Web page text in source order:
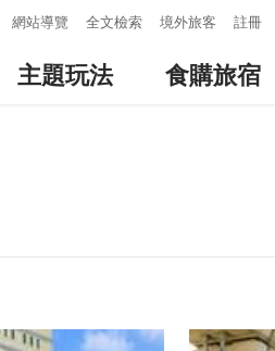
網站導覽 全文檢索 境外旅客 註冊
主題玩法 食購旅宿